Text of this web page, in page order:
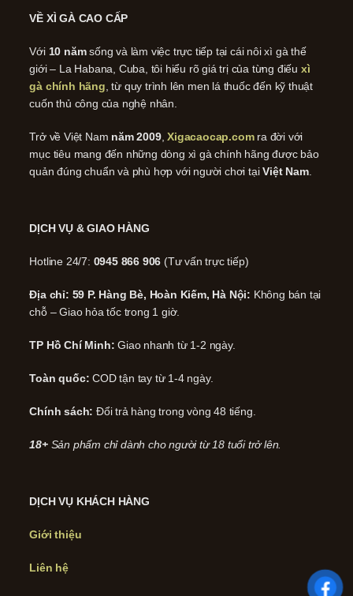
VỀ XÌ GÀ CAO CẤP
Với 10 nămsống và làm việc trực tiếp tại cái nôi xì gà thế
giới – La Habana, Cuba, tôi hiểu rõ giá trị của từng điếu xì
gà chính hãng , từ quy trình lên men lá thuốc đến kỹ thuật
cuốn thủ công của nghệ nhân.
Trở về Việt Nam năm 2009,Xigacaocap.comra đời với
mục tiêu mang đến những dòng xì gà chính hãng được bảo
quản đúng chuẩn và phù hợp với người chơi tạiViệt Nam.
DỊCH VỤ & GIAO HÀNG
Hotline 24/7: 0945 866 906 (Tư vấn trực tiếp)
Địa chỉ: 59 P. Hàng Bè, Hoàn Kiếm, Hà Nội: Không bán tại
chỗ – Giao hỏa tốc trong 1 giờ.
TP Hồ Chí Minh: Giao nhanh từ 1-2 ngày.
Toàn quốc: COD tận tay từ 1-4 ngày.
Chính sách: Đổi trả hàng trong vòng 48 tiếng.
18+ Sản phẩm chỉ dành cho người từ 18 tuổi trở lên.
DỊCH VỤ KHÁCH HÀNG
Giới thiệu
Liên hệ